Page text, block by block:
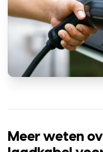
Meer weten